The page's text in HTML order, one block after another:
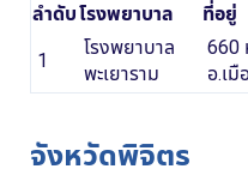
ลำดับโรงพยาบาล ที่อยู่
1
โรงพยาบาล
พะเยาราม
660
อ.เมื
จังหวัดพิจิตร